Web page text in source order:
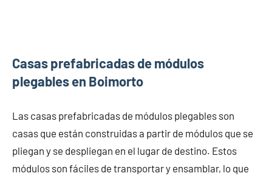
Casas prefabricadas de módulos
plegables en Boimorto
Las casas prefabricadas de módulos plegables son
casas que están construidas a partir de módulos que se
pliegan y se despliegan en el lugar de destino. Estos
módulos son fáciles de transportar y ensamblar, lo que